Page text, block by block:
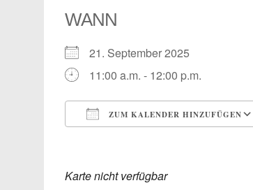
WANN
21. September 2025
11:00 a.m. - 12:00 p.m.
ZUM KALENDER HINZUFÜGEN
Karte nicht verfügbar